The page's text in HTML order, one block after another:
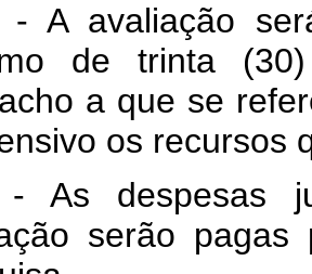
- A avaliação
de trinta
a que se
os recursos
As despesas
serão